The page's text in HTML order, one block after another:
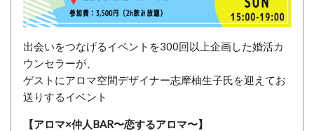
出会いをつなげるイベントを300回以上企画した婚活カ
ウンセラーが、
ゲストにアロマ空間デザイナー志摩柚生子氏を迎えてお
送りするイベント
【アロマ×仲人BAR〜恋するアロマ〜】